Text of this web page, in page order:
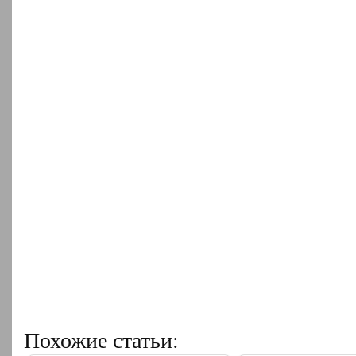
Похожие статьи: